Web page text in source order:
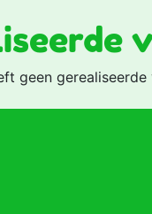
geen gerealiseerde